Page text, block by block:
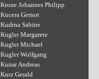
Krone Johannes Philipp
Kucera Gernot
Kudrna Sabine
Kugler Margarete
Kugler Michael
Kugler Wolfgang
Kunar Andreas
Kurz Gerald